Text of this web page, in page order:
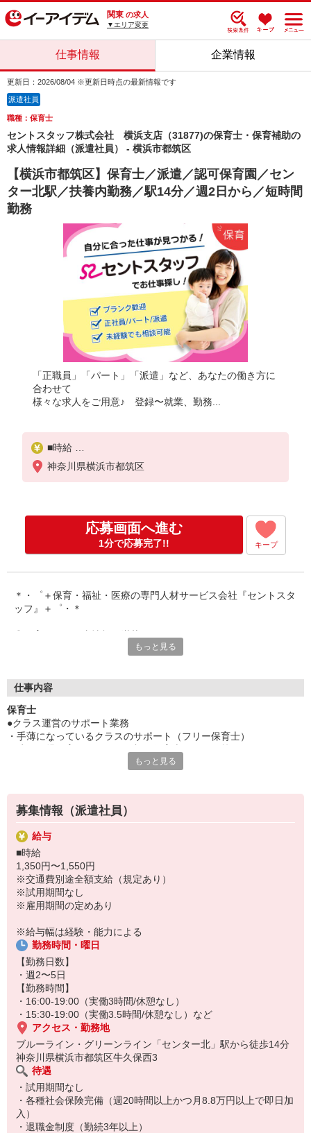
関東 の求人
▼エリア変更
仕事情報 企業情報
更新日：2026/08/04 ※更新日時点の最新情報です
派遣社員
職種：保育士
セントスタッフ株式会社 横浜支店（31877)の保育士・保育補助の
求人情報詳細（派遣社員） - 横浜市都筑区
【横浜市都筑区】保育士／派遣／認可保育園／セン
ター北駅／扶養内勤務／駅14分／週2日から／短時間
勤務
「正職員」「パート」「派遣」など、あなたの働き方に
合わせて
様々な求人をご用意♪ 登録〜就業、勤務...
■時給
1,350円〜1,550円
※交通費別途全額支給（規定あり）
※給与幅は経験・能力による
神奈川県横浜市都筑区
応募画面へ進む
1分で応募完了!! キープ
＊・゜＋保育・福祉・医療の専門人材サービス会社『セントスタ
ッフ』＋゜・＊
保育専門の人材サービスをしているからこそ、豊富な求人情報を
「短時間で探してる」「いずれ正職員になりたい！」
ネ！
もっと見る
仕事内容
保育士
●クラス運営のサポート業務
・手薄になっているクラスのサポート（フリー保育士）
ーー【お仕事先情報】ーー
施設形態：認可保育園
定員：60名（0歳児：6名、1歳児：9名、2歳児：10名、3歳児：11
名、4歳児：12名、5歳児：12名）
開設：2014年9月
【おすすめポイント】
・センター北駅、中川駅から徒歩14分
・遅番の扶養内求人です
・お子さん全体把握や安全管理、お掃除などをお願い致します
・交通費支給
・園庭あり
もっと見る
募集情報（派遣社員）
給与
■時給
1,350円〜1,550円
※交通費別途全額支給（規定あり）
※試用期間なし
※雇用期間の定めあり
※給与幅は経験・能力による
勤務時間・曜日
【勤務日数】
・週2〜5日
【勤務時間】
・16:00-19:00（実働3時間/休憩なし）
・15:30-19:00（実働3.5時間/休憩なし）など
アクセス・勤務地
ブルーライン・グリーンライン「センター北」駅から徒歩14分
神奈川県横浜市都筑区牛久保西3
待遇
・試用期間なし
・各種社会保険完備（週20時間以上かつ月8.8万円以上で即日加
入）
・退職金制度（勤続3年以上）